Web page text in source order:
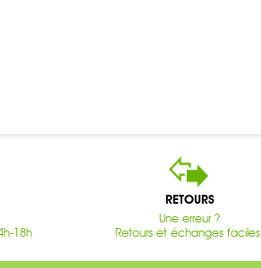
18h
RETOURS
Une erreur ?
Retours et échanges faciles.